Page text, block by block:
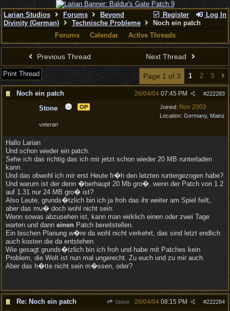
Register Log In
Larian Studios Forums
Beyond
Divinity (German)
Technische Probleme
Noch ein patch
Forums
Calendar Active Threads
Previous Thread Next Thread
Print Thread Page 1 of 3 1 2 3
Noch ein patch #222283
26/04/04 07:45 PM
Joined: Nov 2003
Location: Germany, Mainz
Stone OP
veteran
Hallo Larian
Und schon wieder ein patch.
Sehe ich das richtig das ich mir jetzt schon wieder 20 MB runterladen
kann.
Und das obwohl ich mir erst Heute fr�h den letzten runtergezogen habe?
Und warum ist der denn �berhaupt 20 Mb gro�, wenn der Patch von 1.2
auf 1.31 nur 24 MB gro� ist?
Also Leute, grunds�tzlich bin ich ja froh das ihr weiter am Spiel feilt,
aber das mu� doch wohl nicht sein.
Wenn sowas abzusehen ist, kann man wirklich einen oder zwei Tage
warten und dann einen Patch bereitstellen.
Ein bischen Planung w�re da wohl nicht verkehrt, das sind letzt endlich
auch kosten die da entstehen.
Wie gesagt grunds�tzlich bin ich froh und habe mit Patches kein
Problem, die Welt ist nun mal ungerecht. Zu euch und zu mir auch.
Aber das h�tte nicht sein m�ssen, oder?
Re: Noch ein patch Stone #222284
26/04/04 08:15 PM